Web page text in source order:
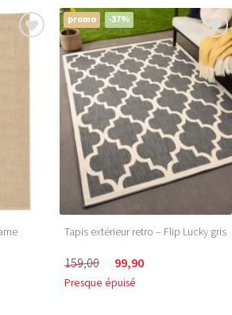
promo -37%
Tapis extérieur retro – Flip Lucky gris
159,00 99,90
Presque épuisé